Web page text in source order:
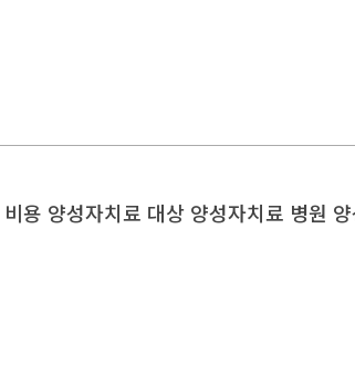
용 양성자치료 대상 양성자치료 병원